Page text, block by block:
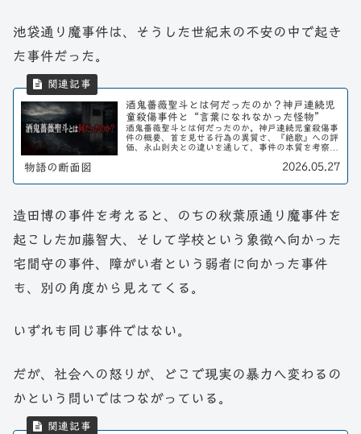
池袋通り魔事件は、そうした世紀末の不安の中で起き
た事件だった。
酒鬼薔薇聖斗とは何だったのか？神戸連続児
童殺傷事件と“言葉になれなかった怪物”
酒鬼薔薇聖斗とは何だったのか。神戸連続児童殺傷事
件の概要、首を見せる行為の異質さ、『絶歌』への評
価、永山則夫との違いを通して、事件の本質を考察す
物語の断面図 2026.05.27
造田博の事件を考えると、のちの秋葉原通り魔事件を
起こした加藤智大、そして学校という象徴へ向かった
宅間守の事件、障がい者という弱者に向かった事件
も、別の角度から見えてくる。
いずれも同じ事件ではない。
だが、社会への怒りが、どこで現実の暴力へ変わるの
かという問いではつながっている。